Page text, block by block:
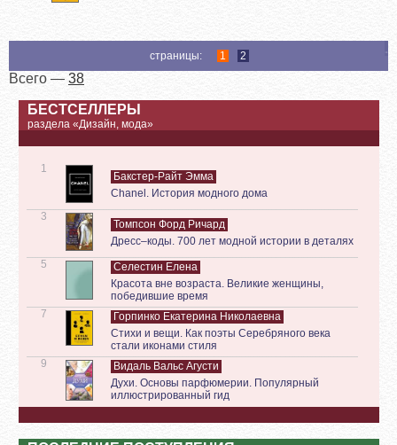
страницы: 1 2
Всего — 38
БЕСТСЕЛЛЕРЫ
раздела «Дизайн, мода»
1
Бакстер-Райт Эмма
Chanel. История модного дома
3
Томпсон Форд Ричард
Дресс–коды. 700 лет модной истории в деталях
5
Селестин Елена
Красота вне возраста. Великие женщины,
победившие время
7
Горпинко Екатерина Николаевна
Стихи и вещи. Как поэты Серебряного века
стали иконами стиля
9
Видаль Вальс Агусти
Духи. Основы парфюмерии. Популярный
иллюстрированный гид